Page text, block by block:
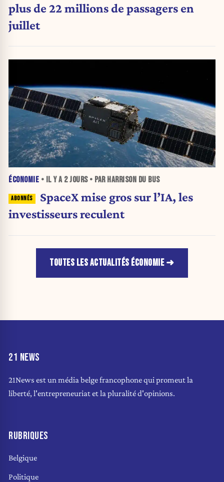
plus de 22 millions de passagers en
juillet
ÉCONOMIE • IL Y A 2 JOURS• PAR HARRISON DU BUS
SpaceX mise gros sur l’IA, les
investisseurs reculent
TOUTES LES ACTUALITÉS ÉCONOMIE
21 NEWS
21News est un média belge francophone qui promeut la
liberté, l'entrepreneuriat et la pluralité d'opinions.
RUBRIQUES
Belgique
Politique